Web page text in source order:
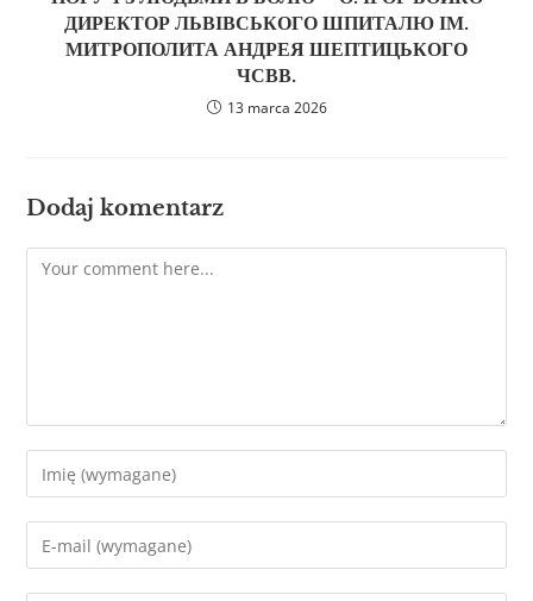
ДИРЕКТОР ЛЬВІВСЬКОГО ШПИТАЛЮ ІМ.
МИТРОПОЛИТА АНДРЕЯ ШЕПТИЦЬКОГО
ЧСВВ.
13 marca 2026
Dodaj komentarz